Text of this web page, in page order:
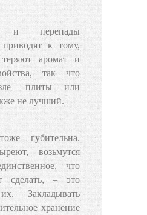
и перепады
приводят к тому,
аромат и
так что
плиты или
не лучший.
губительна.
возьмутся
что
сделать, – это
Закладывать
хранение